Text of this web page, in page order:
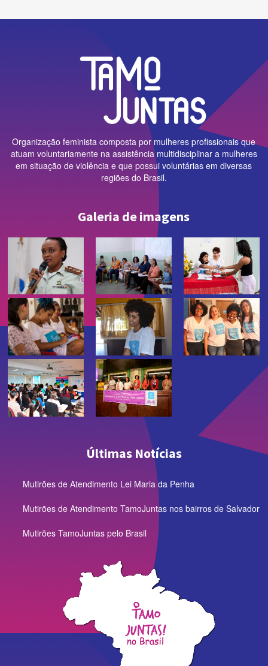
Organização feminista composta por mulheres profissionais que
atuam voluntariamente na assistência multidisciplinar a mulheres
em situação de violência e que possui voluntárias em diversas
regiões do Brasil.
Galeria de imagens
Últimas Notícias
Mutirões de Atendimento Lei Maria da Penha
Mutirões de Atendimento TamoJuntas nos bairros de Salvador
Mutirões TamoJuntas pelo Brasil